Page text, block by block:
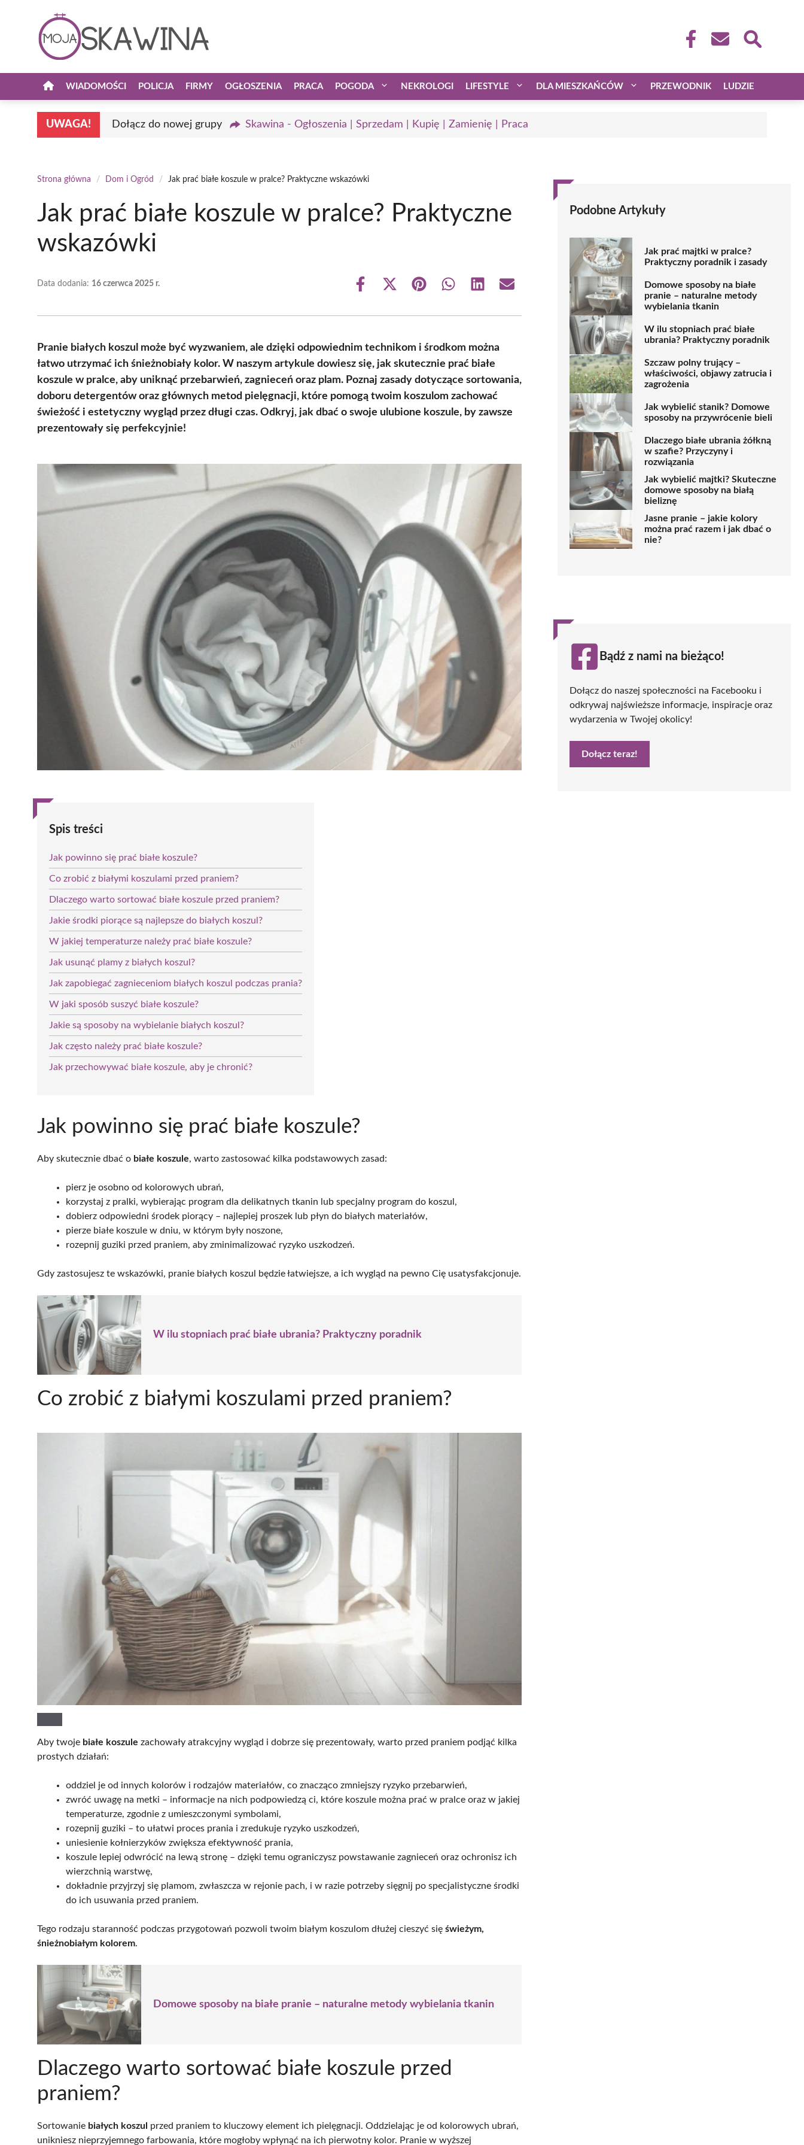
WIADOMOŚCI POLICJA FIRMY OGŁOSZENIA PRACA POGODA NEKROLOGI LIFESTYLE DLA MIESZKAŃCÓW PRZEWODNIK LUDZIE
UWAGA! Dołącz do nowej grupy Skawina - Ogłoszenia | Sprzedam | Kupię | Zamienię | Praca
Strona główna / Dom i Ogród / Jak prać białe koszule w pralce? Praktyczne wskazówki
Jak prać białe koszule w pralce? Praktyczne
wskazówki
Data dodania: 16 czerwca 2025 r.
Share
Share
(Twitter)
Share Share Share Share
Pranie białych koszul może być wyzwaniem, ale dzięki odpowiednim technikom i środkom można
łatwo utrzymać ich śnieżnobiały kolor. W naszym artykule dowiesz się, jak skutecznie prać białe
koszule w pralce, aby uniknąć przebarwień, zagnieceń oraz plam. Poznaj zasady dotyczące sortowania,
doboru detergentów oraz głównych metod pielęgnacji, które pomogą twoim koszulom zachować
świeżość i estetyczny wygląd przez długi czas. Odkryj, jak dbać o swoje ulubione koszule, by zawsze
prezentowały się perfekcyjnie!
Spis treści
Jak powinno się prać białe koszule?
Co zrobić z białymi koszulami przed praniem?
Dlaczego warto sortować białe koszule przed praniem?
Jakie środki piorące są najlepsze do białych koszul?
W jakiej temperaturze należy prać białe koszule?
Jak usunąć plamy z białych koszul?
Jak zapobiegać zagnieceniom białych koszul podczas prania?
W jaki sposób suszyć białe koszule?
Jakie są sposoby na wybielanie białych koszul?
Jak często należy prać białe koszule?
Jak przechowywać białe koszule, aby je chronić?
Jak powinno się prać białe koszule?
Aby skutecznie dbać o białe koszule, warto zastosować kilka podstawowych zasad:
pierz je osobno od kolorowych ubrań,
korzystaj z pralki, wybierając program dla delikatnych tkanin lub specjalny program do koszul,
dobierz odpowiedni środek piorący – najlepiej proszek lub płyn do białych materiałów,
pierze białe koszule w dniu, w którym były noszone,
rozepnij guziki przed praniem, aby zminimalizować ryzyko uszkodzeń.
Gdy zastosujesz te wskazówki, pranie białych koszul będzie łatwiejsze, a ich wygląd na pewno Cię usatysfakcjonuje.
W ilu stopniach prać białe ubrania? Praktyczny poradnik
Co zrobić z białymi koszulami przed praniem?
Aby twoje białe koszule zachowały atrakcyjny wygląd i dobrze się prezentowały, warto przed praniem podjąć kilka
prostych działań:
oddziel je od innych kolorów i rodzajów materiałów, co znacząco zmniejszy ryzyko przebarwień,
zwróć uwagę na metki – informacje na nich podpowiedzą ci, które koszule można prać w pralce oraz w jakiej
temperaturze, zgodnie z umieszczonymi symbolami,
rozepnij guziki – to ułatwi proces prania i zredukuje ryzyko uszkodzeń,
uniesienie kołnierzyków zwiększa efektywność prania,
koszule lepiej odwrócić na lewą stronę – dzięki temu ograniczysz powstawanie zagnieceń oraz ochronisz ich
wierzchnią warstwę,
dokładnie przyjrzyj się plamom, zwłaszcza w rejonie pach, i w razie potrzeby sięgnij po specjalistyczne środki
do ich usuwania przed praniem.
Tego rodzaju staranność podczas przygotowań pozwoli twoim białym koszulom dłużej cieszyć się świeżym,
śnieżnobiałym kolorem.
Domowe sposoby na białe pranie – naturalne metody wybielania tkanin
Dlaczego warto sortować białe koszule przed
praniem?
Sortowanie białych koszul
przed praniem to kluczowy element ich pielęgnacji. Oddzielając je od kolorowych ubrań,
unikniesz nieprzyjemnego farbowania, które mogłoby wpłynąć na ich pierwotny kolor. Pranie w wyższej
Podobne Artykuły
Jak prać majtki w pralce?
Praktyczny poradnik i zasady
Domowe sposoby na białe
pranie – naturalne metody
wybielania tkanin
W ilu stopniach prać białe
ubrania? Praktyczny poradnik
Szczaw polny trujący –
właściwości, objawy zatrucia i
zagrożenia
Jak wybielić stanik? Domowe
sposoby na przywrócenie bieli
Dlaczego białe ubrania żółkną
w szafie? Przyczyny i
rozwiązania
Jak wybielić majtki? Skuteczne
domowe sposoby na białą
bieliznę
Jasne pranie – jakie kolory
można prać razem i jak dbać o
nie?
Bądź z nami na bieżąco!
Dołącz do naszej społeczności na Facebooku i
odkrywaj najświeższe informacje, inspiracje oraz
wydarzenia w Twojej okolicy!
Dołącz teraz!